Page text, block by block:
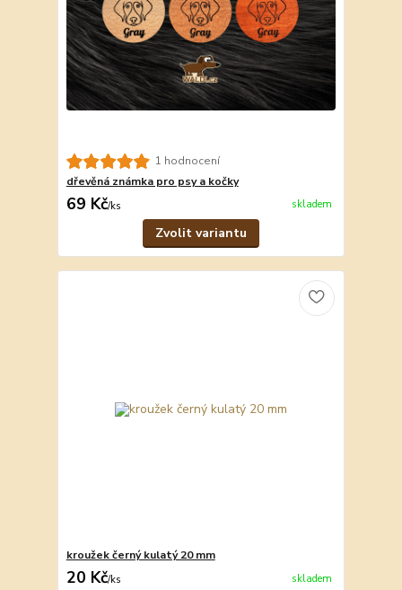
1 hodnocení
dřevěná známka pro psy a kočky
69 Kč/ks skladem
Zvolit variantu
kroužek černý kulatý 20 mm
20 Kč/ks skladem